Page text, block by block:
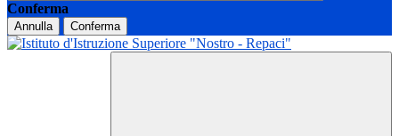
Conferma
Annulla Conferma